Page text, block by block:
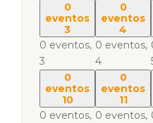
0
eventos
3
0 eventos,
3
0
eventos
4
0 eventos,
4
0
eventos
10
0 eventos,
0
eventos
11
0 eventos,